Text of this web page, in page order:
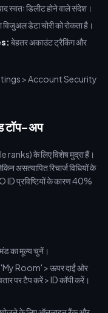
स्वतः डिलीट होने वाले संदेश।
विजुअल डेटा चोरी को रोकता है।
बेहतर अकाउंट ट्रैकिंग और
> Account Security
टॉप-अप
ranks) के लिए विशेष मुद्रा हैं।
असत्यापित रिचार्ज विधियों के
ID प्रविष्टियों के कारण 40%
का मूल्य चुनें।
Room' > ऊपर दाईं ओर
पर टैप करें > ID कॉपी करें।